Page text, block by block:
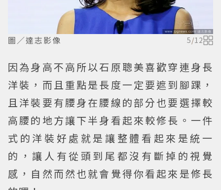
圖／達志影像 5/12
因為身高不高所以石原聰美喜歡穿連身長
洋裝，而且重點是長度一定要遮到腳踝，
且洋裝要有腰身在腰線的部分也要選擇較
高腰的地方讓下半身看起來較修長。一件
式的洋裝好處就是讓整體看起來是統一
的，讓人有從頭到尾都沒有斷掉的視覺
感，自然而然也就會覺得你看起來是修長